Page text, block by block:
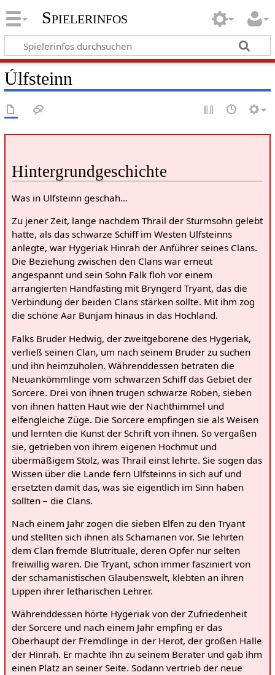
Spielerinfos
Úlfsteinn
Hintergrundgeschichte
Was in Ulfsteinn geschah…
Zu jener Zeit, lange nachdem Thrail der Sturmsohn gelebt
hatte, als das schwarze Schiff im Westen Ulfsteinns
anlegte, war Hygeriak Hinrah der Anführer seines Clans.
Die Beziehung zwischen den Clans war erneut
angespannt und sein Sohn Falk floh vor einem
arrangierten Handfasting mit Bryngerd Tryant, das die
Verbindung der beiden Clans stärken sollte. Mit ihm zog
die schöne Aar Bunjam hinaus in das Hochland.
Falks Bruder Hedwig, der zweitgeborene des Hygeriak,
verließ seinen Clan, um nach seinem Bruder zu suchen
und ihn heimzuholen. Währenddessen betraten die
Neuankömmlinge vom schwarzen Schiff das Gebiet der
Sorcere. Drei von ihnen trugen schwarze Roben, sieben
von ihnen hatten Haut wie der Nachthimmel und
elfengleiche Züge. Die Sorcere empfingen sie als Weisen
und lernten die Kunst der Schrift von ihnen. So vergaßen
sie, getrieben von ihrem eigenen Hochmut und
übermäßigem Stolz, was Thrail einst lehrte. Sie sogen das
Wissen über die Lande fern Ulfsteinns in sich auf und
ersetzten damit das, was sie eigentlich im Sinn haben
sollten – die Clans.
Nach einem Jahr zogen die sieben Elfen zu den Tryant
und stellten sich ihnen als Schamanen vor. Sie lehrten
dem Clan fremde Blutrituale, deren Opfer nur selten
freiwillig waren. Die Tryant, schon immer fasziniert von
der schamanistischen Glaubenswelt, klebten an ihren
Lippen ihrer letharischen Lehrer.
Währenddessen hörte Hygeriak von der Zufriedenheit
der Sorcere und nach einem Jahr empfing er das
Oberhaupt der Fremdlinge in der Herot, der großen Halle
der Hinrah. Er machte ihn zu seinem Berater und gab ihm
einen Platz an seiner Seite. Sodann vertrieb der neue